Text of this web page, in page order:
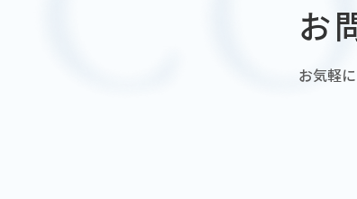
お
お気軽